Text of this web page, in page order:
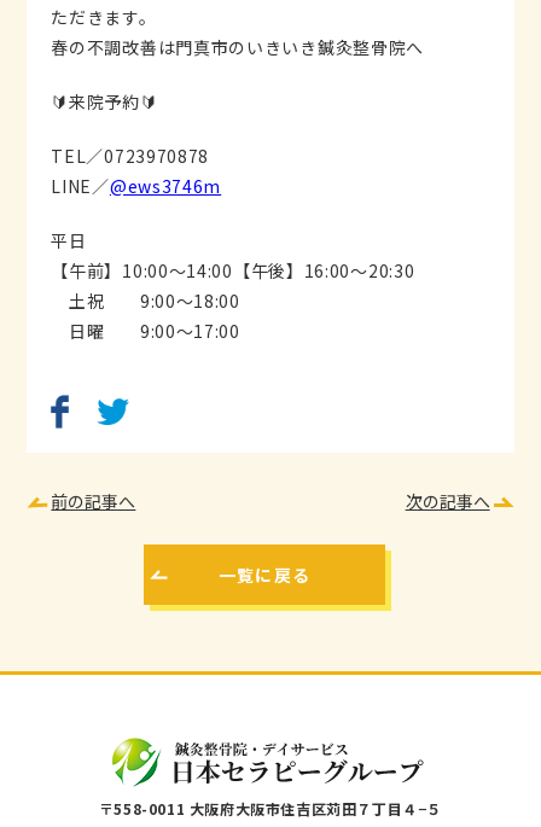
ただきます。
春の不調改善は門真市のいきいき鍼灸整骨院へ
🔰来院予約🔰
TEL／0723970878
LINE／@ews3746m
平日
【午前】10:00〜14:00【午後】16:00〜20:30
土祝 9:00〜18:00
日曜 9:00〜17:00
前の記事へ 次の記事へ
一覧に戻る
〒558-0011 大阪府大阪市住吉区苅田７丁目４−５